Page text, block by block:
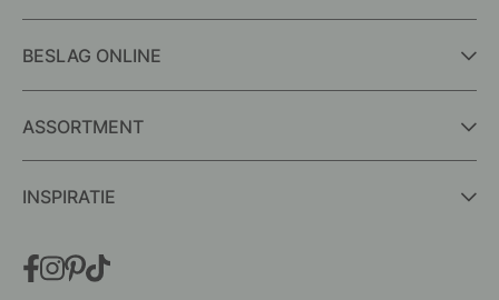
BESLAG ONLINE
ASSORTMENT
INSPIRATIE